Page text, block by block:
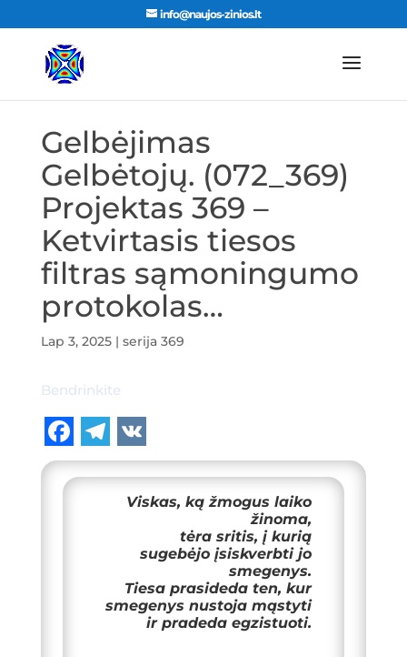
info@naujos-zinios.lt
Gelbėjimas
Gelbėtojų. (072_369)
Projektas 369 –
Ketvirtasis tiesos
filtras sąmoningumo
protokolas…
Lap 3, 2025| serija 369
Bendrinkite
F T
e
V
KViskas, ką žmogus laiko
žinoma,
tėra sritis, į kurią
sugebėjo įsiskverbti jo
smegenys.
Tiesa prasideda ten, kur
smegenys nustoja mąstyti
ir pradeda egzistuoti.